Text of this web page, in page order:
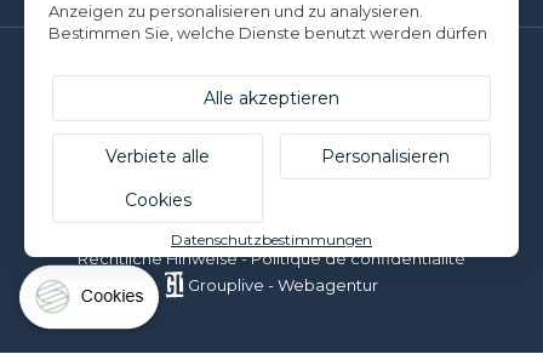
Silvadec Deutschland
Ludwig-Erhard-Straße 3
D-84069 Schierling | T. +49 9451 9443 500
Silvadec France
Parc d’Activités de l’Estuaire
F-56190 ARZAL | T. +33 (0)2 97 450 900
© Silvadec - Alle Rechte vorbehalten - Nicht vertragliche Fotos
Rechtliche Hinweise-Politique de confidentialité
Grouplive - Webagentur
Anzeigen zu personalisieren und zu analysieren.
Bestimmen Sie, welche Dienste benutzt werden dürfen
Alle akzeptieren
Verbiete alle
Cookies
Personalisieren
Datenschutzbestimmungen